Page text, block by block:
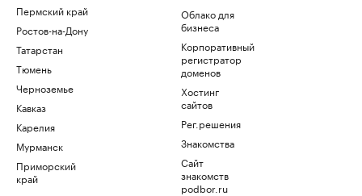
Пермский край
Ростов-на-Дону
Татарстан
Тюмень
Черноземье
Кавказ
Карелия
Мурманск
Приморский
край
Облако для
бизнеса
Корпоративный
регистратор
доменов
Хостинг
сайтов
Рег.решения
Знакомства
Сайт
знакомств
podbor.ru